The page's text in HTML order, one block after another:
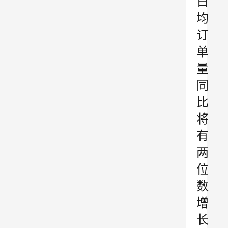
均
订
单
量
同
比
将
有
两
位
数
增
长